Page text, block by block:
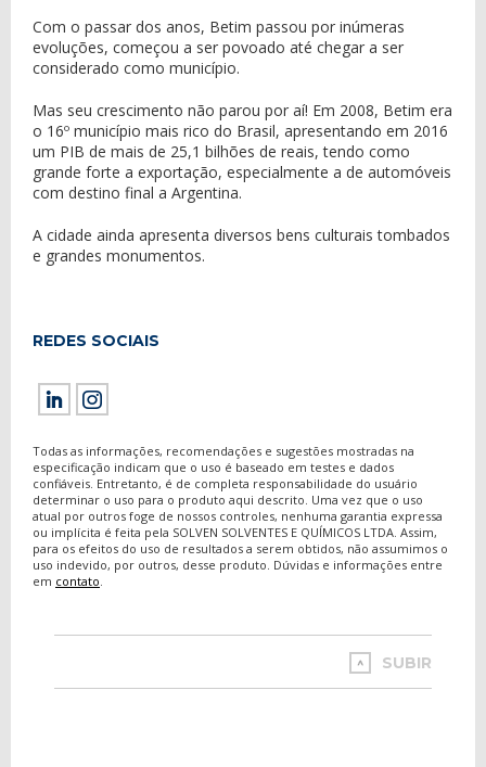
Com o passar dos anos, Betim passou por inúmeras
evoluções, começou a ser povoado até chegar a ser
considerado como município.
Mas seu crescimento não parou por aí! Em 2008, Betim era
o 16º município mais rico do Brasil, apresentando em 2016
um PIB de mais de 25,1 bilhões de reais, tendo como
grande forte a exportação, especialmente a de automóveis
com destino final a Argentina.
A cidade ainda apresenta diversos bens culturais tombados
e grandes monumentos.
REDES SOCIAIS
Todas as informações, recomendações e sugestões mostradas na
especificação indicam que o uso é baseado em testes e dados
confiáveis. Entretanto, é de completa responsabilidade do usuário
determinar o uso para o produto aqui descrito. Uma vez que o uso
atual por outros foge de nossos controles, nenhuma garantia expressa
ou implícita é feita pela SOLVEN SOLVENTES E QUÍMICOS LTDA. Assim,
para os efeitos do uso de resultados a serem obtidos, não assumimos o
uso indevido, por outros, desse produto. Dúvidas e informações entre
em contato.
SUBIR